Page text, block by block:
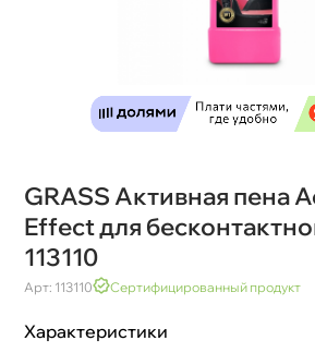
GRASS Активная пена
Effect для
113110
Арт: 113110 Сертифицированный продукт
Характеристики